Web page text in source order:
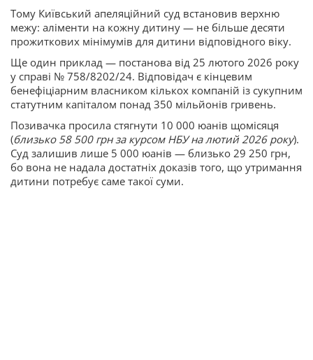
Тому Київський апеляційний суд встановив верхню
межу: аліменти на кожну дитину — не більше десяти
прожиткових мінімумів для дитини відповідного віку.
Ще один приклад — постанова від 25 лютого 2026 року
у справі № 758/8202/24. Відповідач є кінцевим
бенефіціарним власником кількох компаній із сукупним
статутним капіталом понад 350 мільйонів гривень.
Позивачка просила стягнути 10 000 юанів щомісяця
(близько 58 500 грн за курсом НБУ на лютий 2026 року).
Суд залишив лише 5 000 юанів — близько 29 250 грн,
бо вона не надала достатніх доказів того, що утримання
дитини потребує саме такої суми.